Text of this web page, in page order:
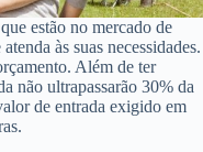
estão no mercado de
às suas necessidades.
Além de ter
não ultrapassarão 30% da
de entrada exigido em